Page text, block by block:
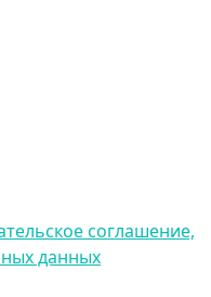
соглашение,
данных